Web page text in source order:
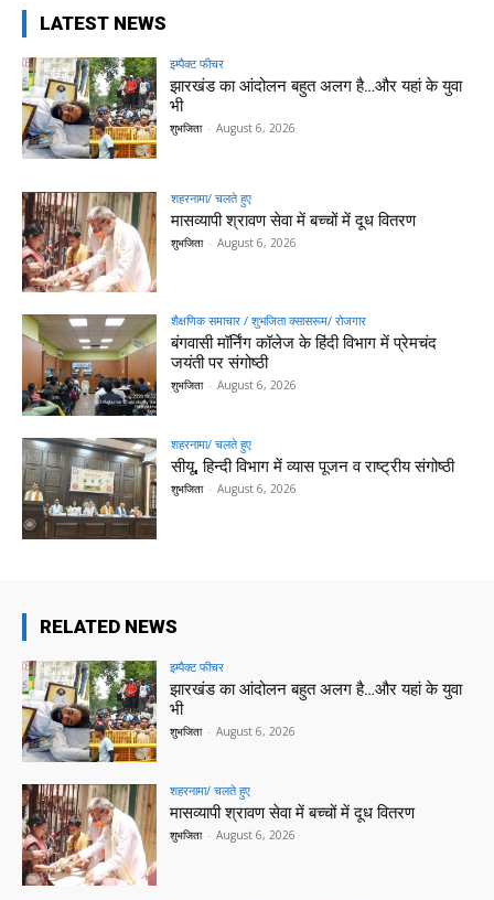
LATEST NEWS
इम्पैक्ट फीचर
झारखंड का आंदोलन बहुत अलग है…और यहां के युवा
भी
शुभजिता - August 6, 2026
शहरनामा/ चलते हुए
मासव्यापी श्रावण सेवा में बच्चों में दूध वितरण
शुभजिता - August 6, 2026
शैक्षणिक समाचार / शुभजिता क्सासरूम/ रोजगार
बंगवासी मॉर्निंग कॉलेज के हिंदी विभाग में प्रेमचंद
जयंती पर संगोष्ठी
शुभजिता - August 6, 2026
शहरनामा/ चलते हुए
सीयू, हिन्दी विभाग में व्यास पूजन व राष्ट्रीय संगोष्ठी
शुभजिता - August 6, 2026
RELATED NEWS
इम्पैक्ट फीचर
झारखंड का आंदोलन बहुत अलग है…और यहां के युवा
भी
शुभजिता - August 6, 2026
शहरनामा/ चलते हुए
मासव्यापी श्रावण सेवा में बच्चों में दूध वितरण
शुभजिता - August 6, 2026